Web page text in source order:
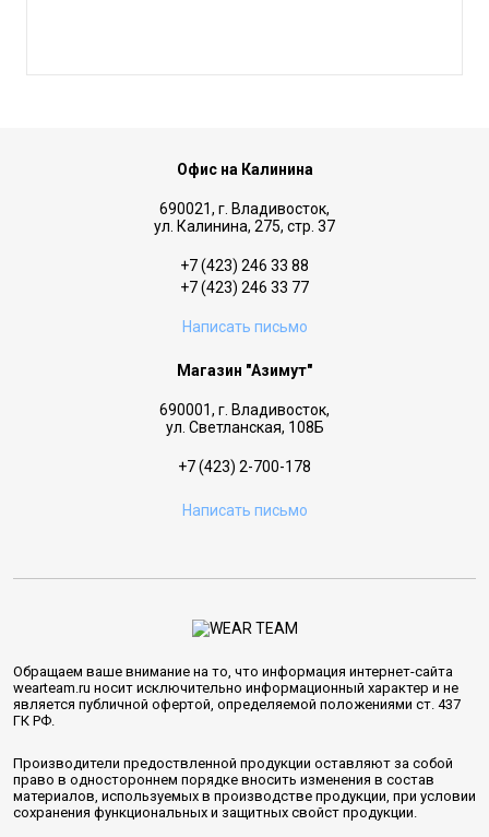
Офис на Калинина
690021, г. Владивосток,
ул. Калинина, 275, стр. 37
+7 (423) 246 33 88
+7 (423) 246 33 77
Написать письмо
Магазин "Азимут"
690001, г. Владивосток,
ул. Светланская, 108Б
+7 (423) 2-700-178
Написать письмо
Обращаем ваше внимание на то, что информация интернет-сайта
wearteam.ru носит исключительно информационный характер и не
является публичной офертой, определяемой положениями ст. 437
ГК РФ.
Производители предоствленной продукции оставляют за собой
право в одностороннем порядке вносить изменения в состав
материалов, используемых в производстве продукции, при условии
сохранения функциональных и защитных свойст продукции.